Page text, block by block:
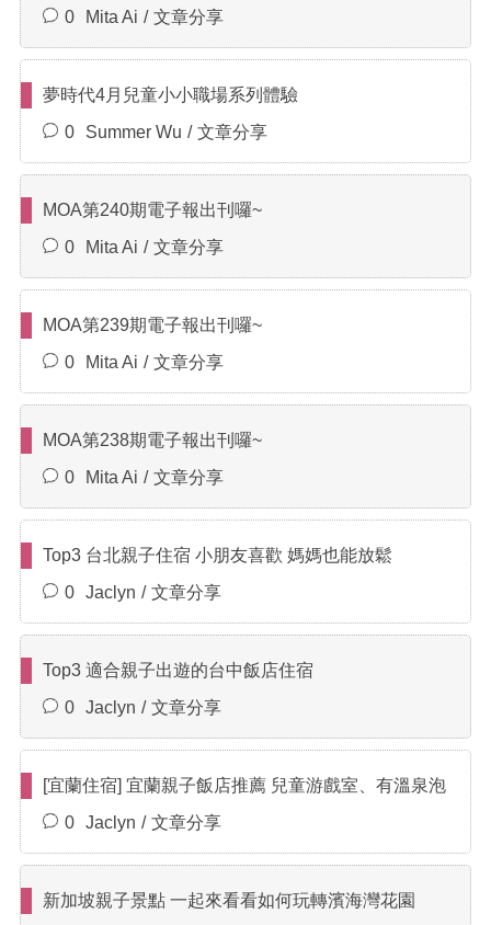
0
Mita Ai 文章分享
夢時代4月兒童小小職場系列體驗
0
Summer Wu 文章分享
MOA第240期電子報出刊囉~
0
Mita Ai 文章分享
MOA第239期電子報出刊囉~
0
Mita Ai 文章分享
MOA第238期電子報出刊囉~
0
Mita Ai 文章分享
Top3 台北親子住宿 小朋友喜歡 媽媽也能放鬆
0
Jaclyn 文章分享
Top3 適合親子出遊的台中飯店住宿
0
Jaclyn 文章分享
[宜蘭住宿] 宜蘭親子飯店推薦 兒童游戲室、有溫泉泡
0
Jaclyn 文章分享
新加坡親子景點 一起來看看如何玩轉濱海灣花園